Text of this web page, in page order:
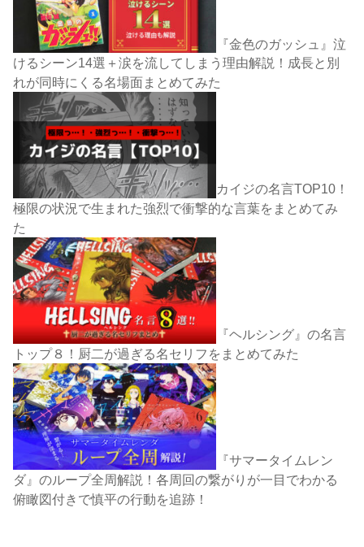
『金色のガッシュ』泣
けるシーン14選＋涙を流してしまう理由解説！成長と別
れが同時にくる名場面まとめてみた
カイジの名言TOP10！
極限の状況で生まれた強烈で衝撃的な言葉をまとめてみ
た
『ヘルシング』の名言
トップ８！厨二が過ぎる名セリフをまとめてみた
『サマータイムレン
ダ』のループ全周解説！各周回の繋がりが一目でわかる
俯瞰図付きで慎平の行動を追跡！